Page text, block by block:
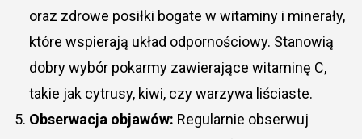
oraz zdrowe posiłki bogate w witaminy i minerały,
które wspierają układ odpornościowy. Stanowią
dobry wybór pokarmy zawierające witaminę C,
takie jak cytrusy, kiwi, czy warzywa liściaste.
Obserwacja objawów: Regularnie obserwuj